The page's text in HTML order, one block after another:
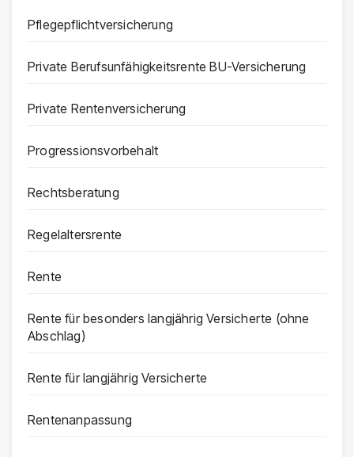
Pflegepflichtversicherung
Private Berufsunfähigkeitsrente BU-Versicherung
Private Rentenversicherung
Progressionsvorbehalt
Rechtsberatung
Regelaltersrente
Rente
Rente für besonders langjährig Versicherte (ohne
Abschlag)
Rente für langjährig Versicherte
Rentenanpassung